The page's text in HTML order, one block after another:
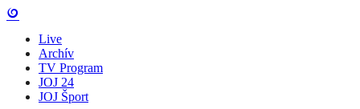
Live
Archív
TV Program
JOJ 24
JOJ Šport